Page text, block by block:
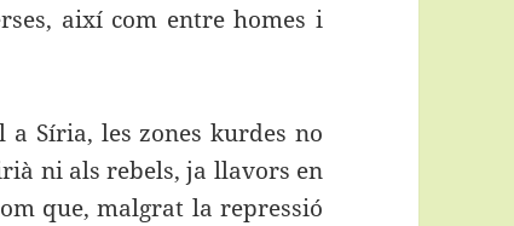
així com entre homes i
Síria, les zones kurdes no
ni als rebels, ja llavors en
que, malgrat la repressió